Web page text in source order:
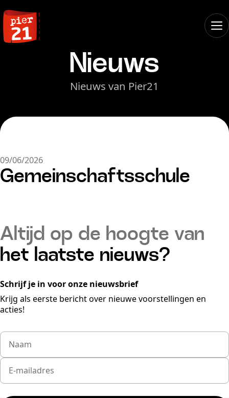
Nieuws
Nieuws van Pier21
09/06/2026
Gemeinschaftsschule
Altijd op de hoogte van
het laatste nieuws?
Schrijf je in voor onze nieuwsbrief
Krijg als eerste bericht over nieuwe voorstellingen en
acties!